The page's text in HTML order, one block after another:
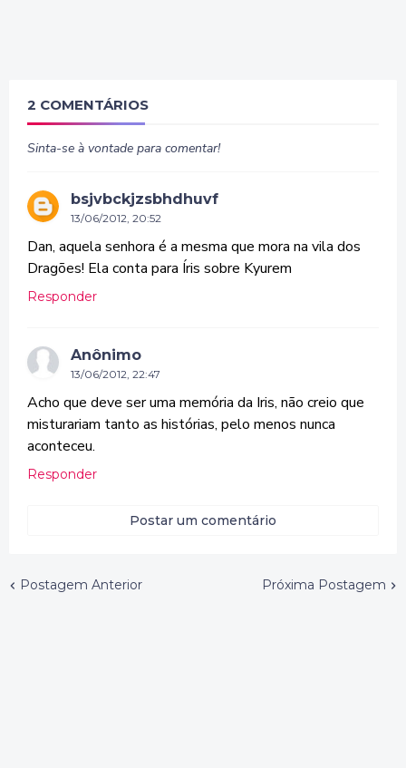
2 COMENTÁRIOS
Sinta-se à vontade para comentar!
bsjvbckjzsbhdhuvf
13/06/2012, 20:52
Dan, aquela senhora é a mesma que mora na vila dos
Dragões! Ela conta para Íris sobre Kyurem
Responder
Anônimo
13/06/2012, 22:47
Acho que deve ser uma memória da Iris, não creio que
misturariam tanto as histórias, pelo menos nunca
aconteceu.
Responder
Postar um comentário
Postagem Anterior Próxima Postagem